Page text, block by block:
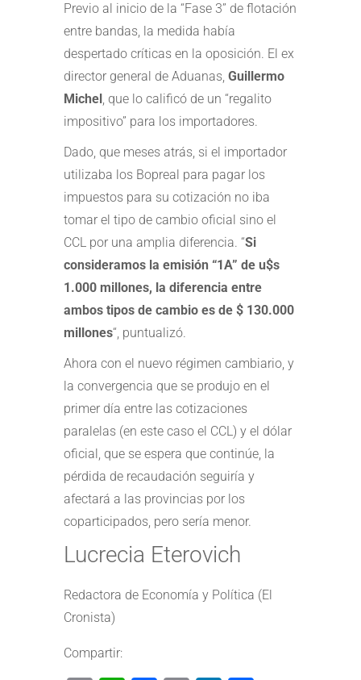
Previo al inicio de la “Fase 3” de flotación
entre bandas, la medida había
despertado críticas en la oposición. El ex
director general de Aduanas, Guillermo
Michel, que lo calificó de un “regalito
impositivo” para los importadores.
Dado, que meses atrás, si el importador
utilizaba los Bopreal para pagar los
impuestos para su cotización no iba
tomar el tipo de cambio oficial sino el
CCL por una amplia diferencia. “Si
consideramos la emisión “1A” de u$s
1.000 millones, la diferencia entre
ambos tipos de cambio es de $ 130.000
millones“, puntualizó.
Ahora con el nuevo régimen cambiario, y
la convergencia que se produjo en el
primer día entre las cotizaciones
paralelas (en este caso el CCL) y el dólar
oficial, que se espera que continúe, la
pérdida de recaudación seguiría y
afectará a las provincias por los
coparticipados, pero sería menor.
Lucrecia Eterovich
Redactora de Economía y Política (El
Cronista)
Compartir: